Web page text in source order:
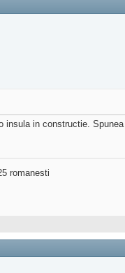
in constructie.
romanesti